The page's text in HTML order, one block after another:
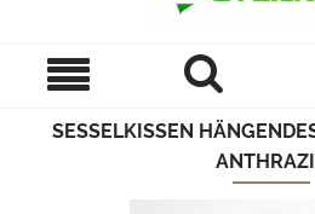
SESSELKISSEN